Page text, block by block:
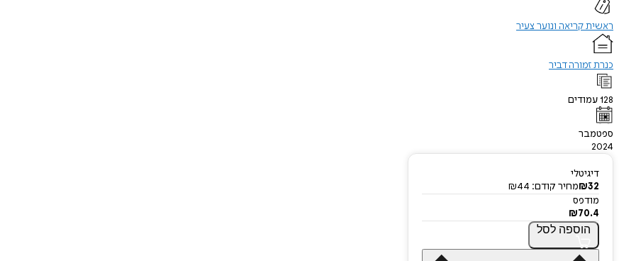
ראשית קריאה ונוער צעיר
כנרת זמורה דביר
128עמודים
ספטמבר
2024
דיגיטלי
₪32 מחיר קודם: ₪44
מודפס
₪70.4
הוספה לסל